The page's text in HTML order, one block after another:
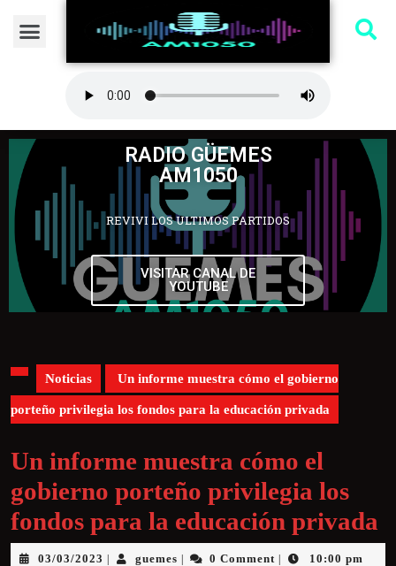
RADIO GÜEMES
AM1050
REVIVI LOS ULTIMOS PARTIDOS
VISITAR CANAL DE
YOUTUBE
Noticias Un informe muestra cómo el gobierno
porteño privilegia los fondos para la educación privada
Un informe muestra cómo el
gobierno porteño privilegia los
fondos para la educación privada
03/03/2023 guemes 0 Comment 10:00 pm